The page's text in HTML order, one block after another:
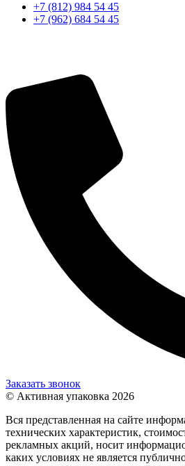
+7 (812) 984 54 45
+7 (962) 684 54 45
Заказать звонок
© Активная упаковка 2026
Вся представленная на сайте
технических характеристик,
рекламных акций, носит
каких условиях не является